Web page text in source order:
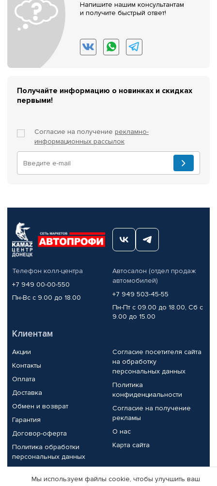
Напишите нашим консультантам
и получите быстрый ответ!
Получайте информацию о новинках и скидках
первыми!
Согласие на получение рекламно-
информационных рассылок
Телефон колл-центра
+7 949 00-00-550
Пн-Вс с 9.00 до 18.00
Автосалон (отдел продаж
автомобилей)
+7 949 503-45-55
Пн-Пт с 09.00 до 18.00, Сб с
9.00 до 15.00
Клиентам
Акции
Контакты
Оплата
Доставка
Обмен и возврат
Гарантия
Договор-оферта
Политика обработки
персональных данных
Согласие посетителя сайта
на обработку
персональных данных
Политика
конфиденциальности
Согласие на получение
рекламы
О нас
Карта сайта
Партнерам
Мы используем файлы cookie, чтобы улучшить ваш